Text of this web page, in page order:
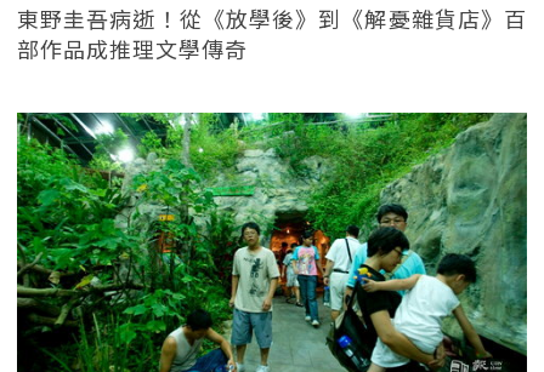
東野圭吾病逝！從《放學後》到《解憂雜貨店》百
部作品成推理文學傳奇